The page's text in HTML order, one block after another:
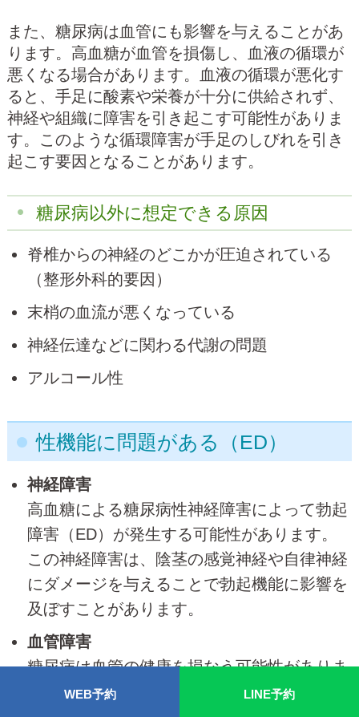
また、糖尿病は血管にも影響を与えることがあ
ります。高血糖が血管を損傷し、血液の循環が
悪くなる場合があります。血液の循環が悪化す
ると、手足に酸素や栄養が十分に供給されず、
神経や組織に障害を引き起こす可能性がありま
す。このような循環障害が手足のしびれを引き
起こす要因となることがあります。
糖尿病以外に想定できる原因
脊椎からの神経のどこかが圧迫されている
（整形外科的要因）
末梢の血流が悪くなっている
神経伝達などに関わる代謝の問題
アルコール性
性機能に問題がある（ED）
神経障害
高血糖による糖尿病性神経障害によって勃起
障害（ED）が発生する可能性があります。
この神経障害は、陰茎の感覚神経や自律神経
にダメージを与えることで勃起機能に影響を
及ぼすことがあります。
血管障害
糖尿病は血管の健康を損なう可能性がありま
す。血管の狭窄や血液の循環障害が起こる
WEB予約 LINE予約